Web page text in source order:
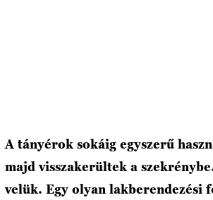
A tányérok sokáig egyszerű
majd visszakerültek a
velük. Egy olyan lakberendezési